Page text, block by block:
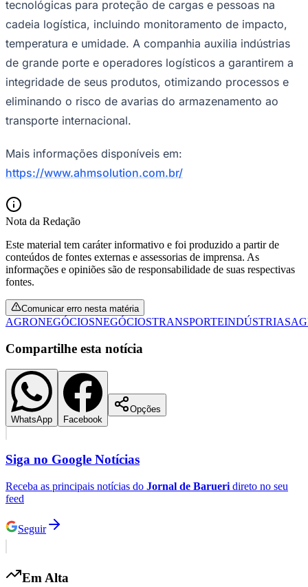
Flamengo
Fluminense
tecnológicas para proteção de cargas e pessoas na
cadeia logística, incluindo monitoramento de impacto,
temperatura e umidade. A companhia auxilia indústrias
de grande porte e operadores logísticos a garantirem a
integridade de seus produtos, otimizando processos e
eliminando o risco de avarias do armazenamento ao
transporte internacional.
Mais informações disponíveis em:
https://www.ahmsolution.com.br/
Nota da Redação
Este material tem caráter informativo e foi produzido a partir de
conteúdos de fontes externas e assessorias de imprensa. As
informações e opiniões são de responsabilidade de suas respectivas
fontes.
Comunicar erro nesta matéria
AGRONEGÓCIOSNEGÓCIOSTRANSPORTEINDÚSTRIAS
Compartilhe esta notícia
WhatsApp Facebook
Opções
Siga no Google Notícias
Receba as principais notícias do Jornal de Barueri direto no seu
feed
Seguir
Em Alta